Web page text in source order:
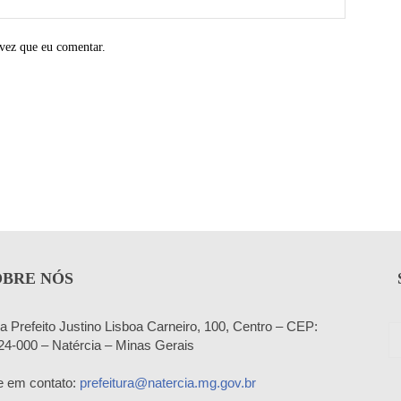
que eu comentar.
NÓS
Prefeito Justino Lisboa Carneiro, 100, Centro – CEP:
000 – Natércia – Minas Gerais
em contato: prefeitura@natercia.mg.gov.br